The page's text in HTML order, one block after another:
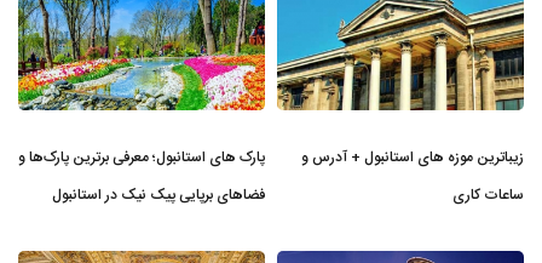
زیباترین موزه‌ های استانبول + آدرس و
ساعات کاری
پارک های استانبول؛ معرفی برترین پارک‌ها و
فضاهای برپایی پیک نیک در استانبول